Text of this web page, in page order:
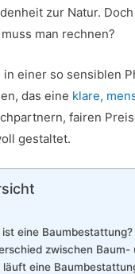
zur Natur.
man rechnen?
in einer so sensiblen
das eine klare,
fairen
gestaltet.
ist eine Baumbestattung?
zwischen Baum-
läuft eine